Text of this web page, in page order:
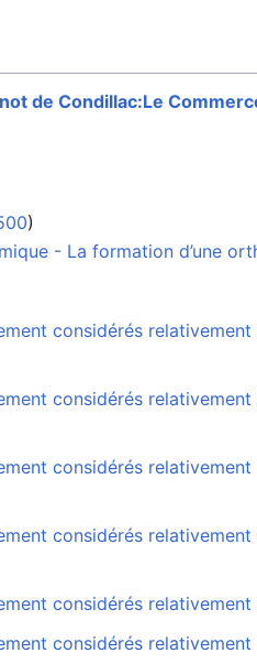
de Condillac:Le
)
- La formation d’une
considérés relativement
considérés relativement
considérés relativement
considérés relativement
considérés relativement
considérés relativement